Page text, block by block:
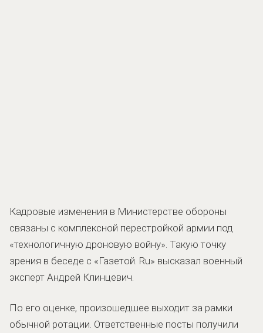
Кадровые изменения в Министерстве обороны
связаны с комплексной перестройкой армии под
«технологичную дроновую войну». Такую точку
зрения в беседе с «Газетой. Ru» высказал военный
эксперт Андрей Клинцевич.
По его оценке, произошедшее выходит за рамки
обычной ротации. Ответственные посты получили